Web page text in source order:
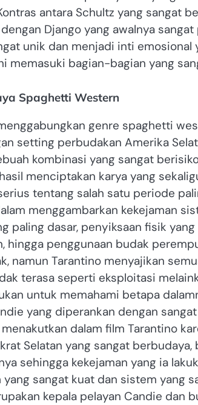
antara Schultz yang sangat
Django yang awalnya
unik dan menjadi inti emosional
bagian-bagian yang
Spaghetti Western
genre spaghetti
setting perbudakan Amerika
kombinasi yang sangat
menciptakan karya yang
tentang salah satu periode
menggambarkan kekejaman
paling dasar, penyiksaan fisik
hingga penggunaan budak
namun Tarantino menyajikan
terasa seperti eksploitasi
untuk memahami betapa
yang diperankan dengan
dalam film Tarantino
Selatan yang sangat berbudaya,
sehingga kekejaman yang ia
sangat kuat dan sistem yang
kepala pelayan Candie dan